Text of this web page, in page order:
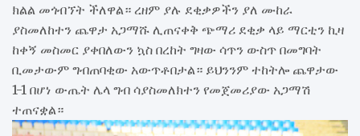
ክልል መጎብኘት ችለዋል። ረዘም ያሉ ደቂቃዎችን ያለ ሙከራ
ያስመለከተን ጨዋታ አጋማሹ ሊጠናቀቅ ጭማሪ ደቂቃ ላይ ማርቲን ኪዛ
ከቀኝ መስመር ያቀበለውን ኳስ በረከት ግዛው ሳጥን ውስጥ በመግባት
ቢመታውም ግብጠባቂው አውጥቶበታል። ይህንንም ተከትሎ ጨዋታው
1-1 በሆነ ውጤት ሌላ ግብ ሳያስመለክተን የመጀመሪያው አጋማሽ
ተጠናቋል።